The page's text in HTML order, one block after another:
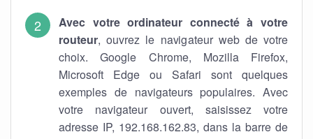
Avec votre ordinateur connecté à votre
routeur, ouvrez le navigateur web de votre
choix. Google Chrome, Mozilla Firefox,
Microsoft Edge ou Safari sont quelques
exemples de navigateurs populaires. Avec
votre navigateur ouvert, saisissez votre
adresse IP, 192.168.162.83, dans la barre de